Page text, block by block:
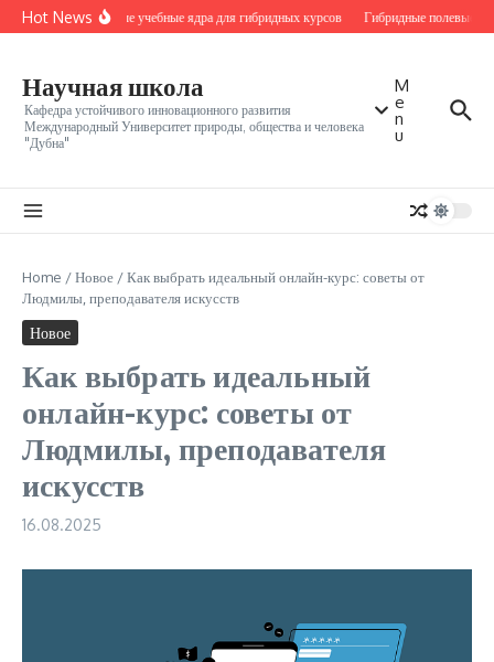
Перейти к содержанию
Hot NewsМестные учебные ядра для гибридных курсов Гибридные полевые
Научная школа
Кафедра устойчивого инновационного развития
Международный Университет природы, общества и человека
"Дубна"
M
e
n
u
Home /Новое /Как выбрать идеальный онлайн-курс: советы от
Людмилы, преподавателя искусств
Новое
Как выбрать идеальный
онлайн-курс: советы от
Людмилы, преподавателя
искусств
16.08.2025